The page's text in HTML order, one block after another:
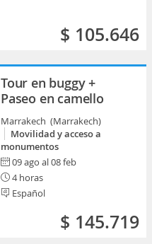
$ 105.646
Tour en buggy +
Paseo en camello
Marrakech (Marrakech)
Movilidad y acceso a
monumentos
09 ago al 08 feb
4 horas
Español
$ 145.719